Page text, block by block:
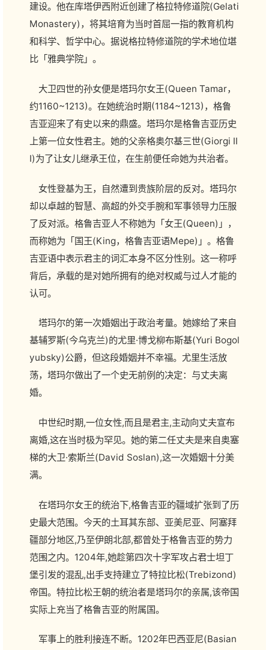
建设。他在库塔伊西附近创建了格拉特修道院(Gelati
Monastery)，将其培育为当时首屈一指的教育机构
和科学、哲学中心。据说格拉特修道院的学术地位堪
比「雅典学院」。
大卫四世的孙女便是塔玛尔女王(Queen Tamar，
约1160~1213)。在她统治时期(1184~1213)，格鲁
吉亚迎来了有史以来的鼎盛。塔玛尔是格鲁吉亚历史
上第一位女性君主。她的父亲格奥尔基三世(Giorgi II
I)为了让女儿继承王位，在生前便任命她为共治者。
女性登基为王，自然遭到贵族阶层的反对。塔玛尔
却以卓越的智慧、高超的外交手腕和军事领导力压服
了反对派。格鲁吉亚人不称她为「女王(Queen)」，
而称她为「国王(King，格鲁吉亚语Mepe)」。格鲁
吉亚语中表示君主的词汇本身不区分性别。这一称呼
背后，承载的是对她所拥有的绝对权威与过人才能的
认可。
塔玛尔的第一次婚姻出于政治考量。她嫁给了来自
基辅罗斯(今乌克兰)的尤里·博戈柳布斯基(Yuri Bogol
yubsky)公爵，但这段婚姻并不幸福。尤里生活放
荡，塔玛尔做出了一个史无前例的决定：与丈夫离
婚。
中世纪时期,一位女性,而且是君主,主动向丈夫宣布
离婚,这在当时极为罕见。她的第二任丈夫是来自奥塞
梯的大卫·索斯兰(David Soslan),这一次婚姻十分美
满。
在塔玛尔女王的统治下,格鲁吉亚的疆域扩张到了历
史最大范围。今天的土耳其东部、亚美尼亚、阿塞拜
疆部分地区,乃至伊朗北部,都曾处于格鲁吉亚的势力
范围之内。1204年,她趁第四次十字军攻占君士坦丁
堡引发的混乱,出手支持建立了特拉比松(Trebizond)
帝国。特拉比松王朝的统治者是塔玛尔的亲属,该帝国
实际上充当了格鲁吉亚的附属国。
军事上的胜利接连不断。1202年巴西亚尼(Basian